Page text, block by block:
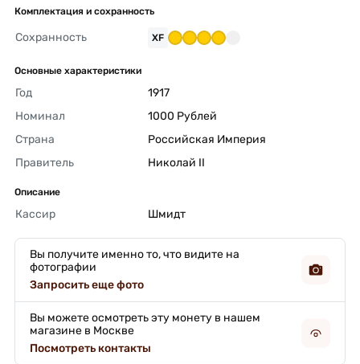
Комплектация и сохранность
Сохранность XF
Основные характеристики
Год
1917
Номинал
1000 Рублей
Страна
Российская Империя
Правитель
Николай II
Описание
Кассир Шмидт
Вы получите именно то, что видите на
фотографии
Запросить еще фото
Вы можете осмотреть эту монету в нашем
магазине в Москве
Посмотреть контакты